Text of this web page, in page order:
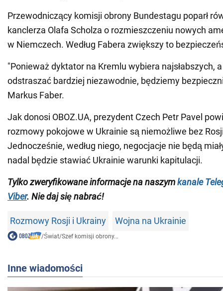
Przewodniczący komisji obrony Bundestagu poparł
kanclerza Olafa Scholza o rozmieszczeniu nowych
w Niemczech. Według Fabera zwiększy to
"Ponieważ dyktator na Kremlu wybiera najsłabszych,
odstraszać bardziej niezawodnie, będziemy
Markus Faber.
Jak donosi OBOZ.UA, prezydent Czech Petr Pavel
rozmowy pokojowe w Ukrainie są niemożliwe bez
Jednocześnie, według niego, negocjacje nie będą
nadal będzie stawiać Ukrainie warunki kapitulacji.
Tylko zweryfikowane informacje na naszymkanale
Viber. Nie daj się nabrać!
Rozmowy Rosji i Ukrainy Wojna na Ukrainie
/Świat/Szef komisji obrony...
Inne wiadomości